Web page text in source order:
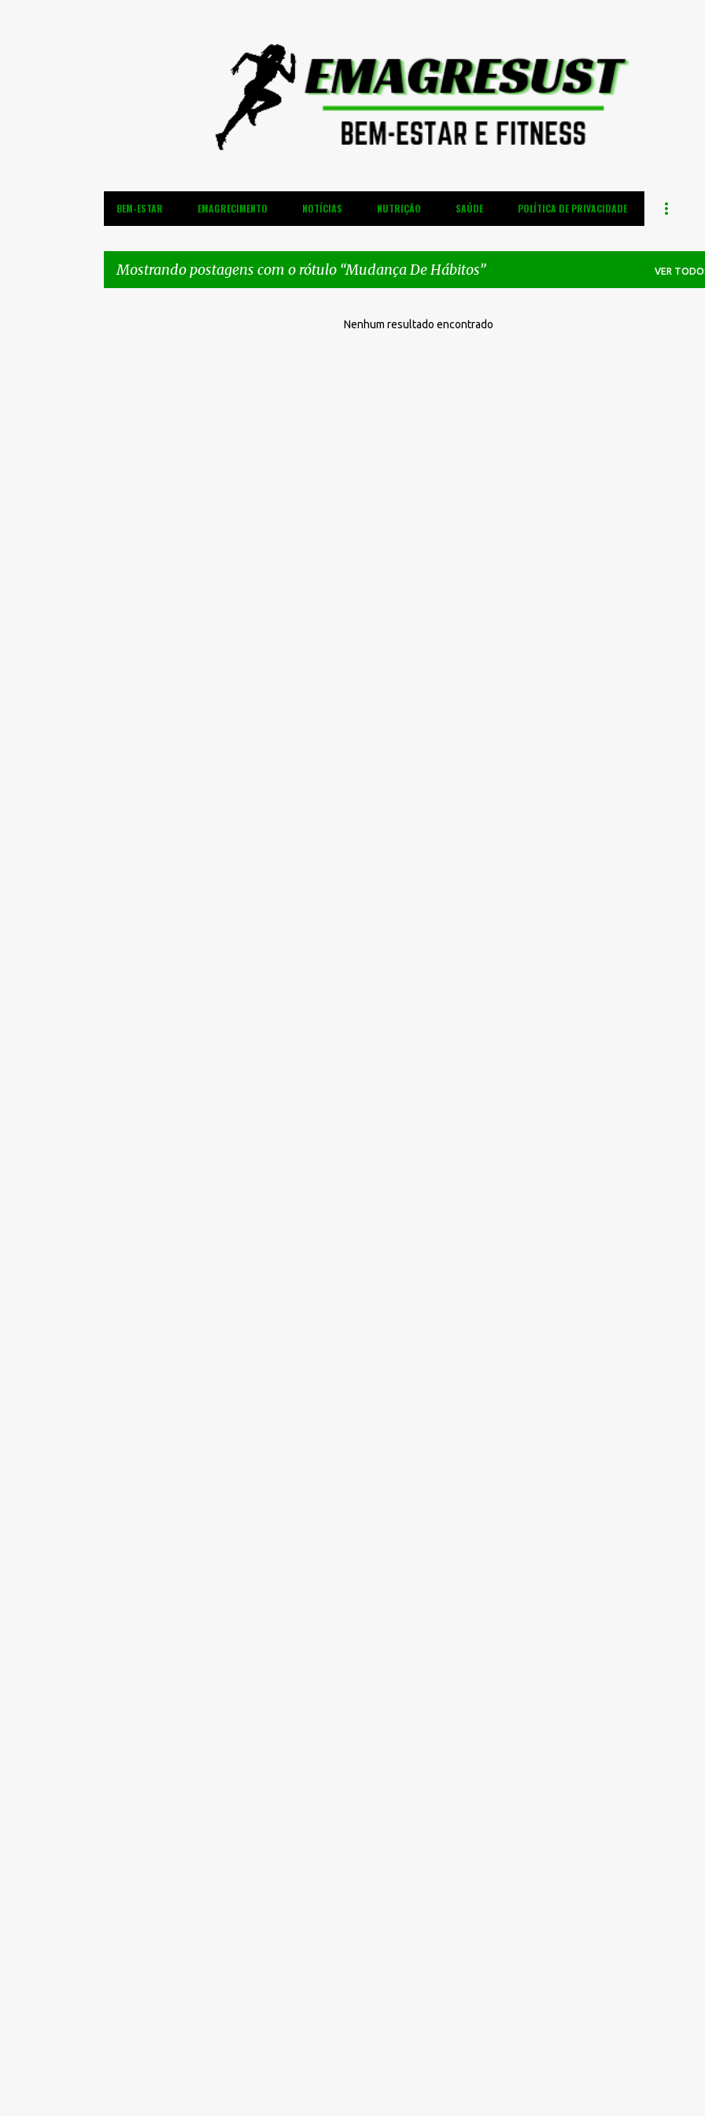
BEM-ESTAR EMAGRECIMENTO NOTÍCIAS NUTRIÇÃO SAÚDE POLÍTICA DE PRIVACIDADE
Mostrando postagens com o rótulo Mudança De Hábitos VER
Nenhum resultado encontrado